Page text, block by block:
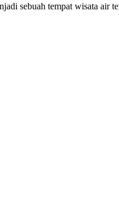
sebuah tempat wisata air